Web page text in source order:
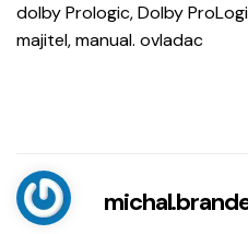
dolby Prologic, Dolby
majitel, manual. ovladac